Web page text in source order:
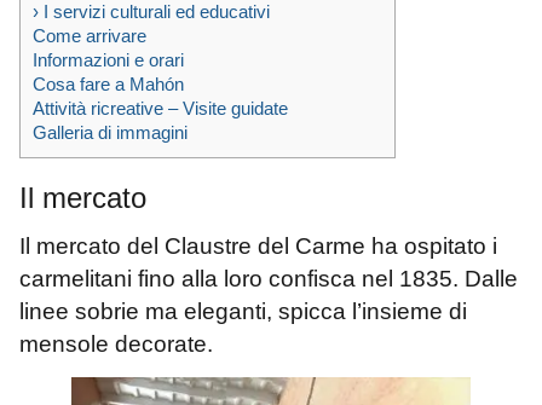
› I servizi culturali ed educativi
Come arrivare
Informazioni e orari
Cosa fare a Mahón
Attività ricreative – Visite guidate
Galleria di immagini
Il mercato
Il mercato del Claustre del Carme ha ospitato i
carmelitani fino alla loro confisca nel 1835. Dalle
linee sobrie ma eleganti, spicca l’insieme di
mensole decorate.